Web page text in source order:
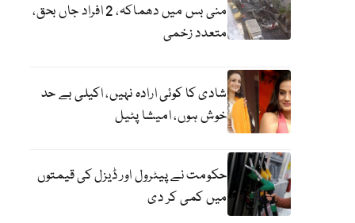
منی بس میں دھماکہ، 2 افراد جاں بحق،
متعدد زخمی
شادی کا کوئی ارادہ نہیں، اکیلی بے حد
خوش ہوں، امیشا پٹیل
حکومت نے پیٹرول اور ڈیزل کی قیمتوں
میں کمی کر دی